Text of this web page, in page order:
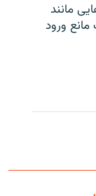
مانند
ورود